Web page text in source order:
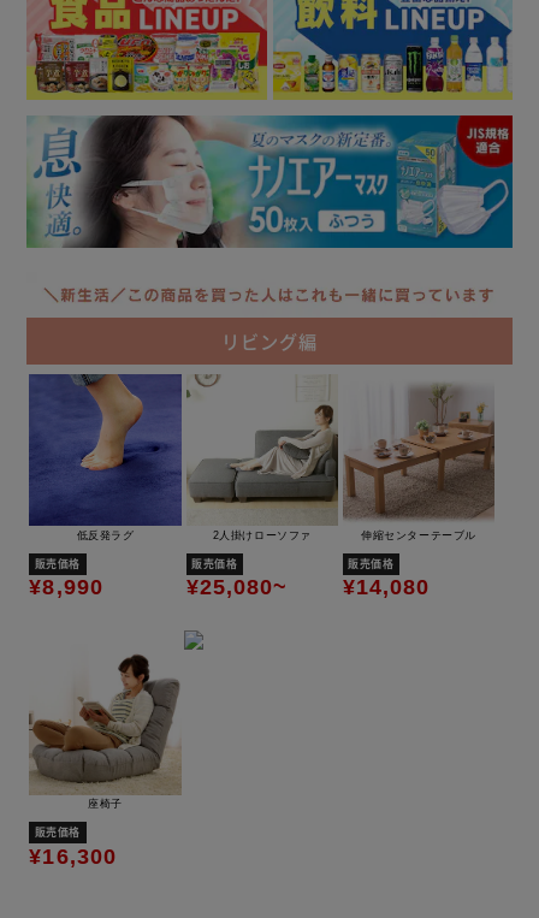
リビング編
低反発ラグ
販売価格
¥8,990
2人掛けローソファ
販売価格
¥25,080~
伸縮センターテーブル
販売価格
¥14,080
座椅子
販売価格
¥16,300